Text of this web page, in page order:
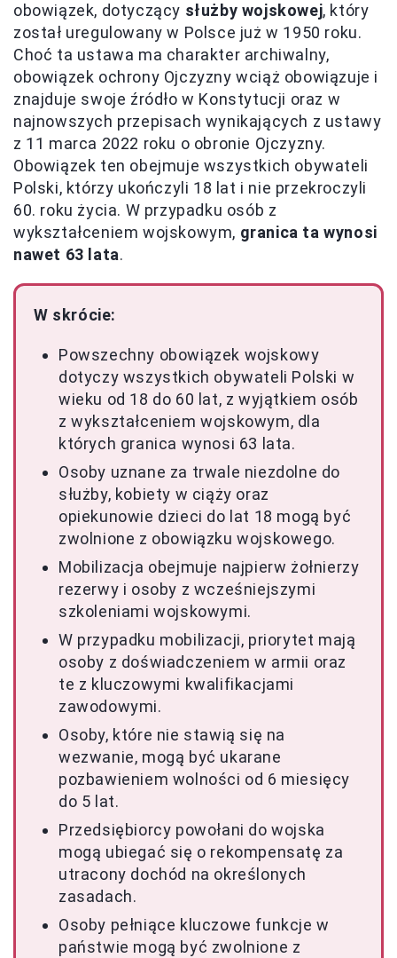
obowiązek, dotyczący służby wojskowej, który
został uregulowany w Polsce już w 1950 roku.
Choć ta ustawa ma charakter archiwalny,
obowiązek ochrony Ojczyzny wciąż obowiązuje i
znajduje swoje źródło w Konstytucji oraz w
najnowszych przepisach wynikających z ustawy
z 11 marca 2022 roku o obronie Ojczyzny.
Obowiązek ten obejmuje wszystkich obywateli
Polski, którzy ukończyli 18 lat i nie przekroczyli
60. roku życia. W przypadku osób z
wykształceniem wojskowym, granica ta wynosi
nawet 63 lata.
W skrócie:
Powszechny obowiązek wojskowy
dotyczy wszystkich obywateli Polski w
wieku od 18 do 60 lat, z wyjątkiem osób
z wykształceniem wojskowym, dla
których granica wynosi 63 lata.
Osoby uznane za trwale niezdolne do
służby, kobiety w ciąży oraz
opiekunowie dzieci do lat 18 mogą być
zwolnione z obowiązku wojskowego.
Mobilizacja obejmuje najpierw żołnierzy
rezerwy i osoby z wcześniejszymi
szkoleniami wojskowymi.
W przypadku mobilizacji, priorytet mają
osoby z doświadczeniem w armii oraz
te z kluczowymi kwalifikacjami
zawodowymi.
Osoby, które nie stawią się na
wezwanie, mogą być ukarane
pozbawieniem wolności od 6 miesięcy
do 5 lat.
Przedsiębiorcy powołani do wojska
mogą ubiegać się o rekompensatę za
utracony dochód na określonych
zasadach.
Osoby pełniące kluczowe funkcje w
państwie mogą być zwolnione z